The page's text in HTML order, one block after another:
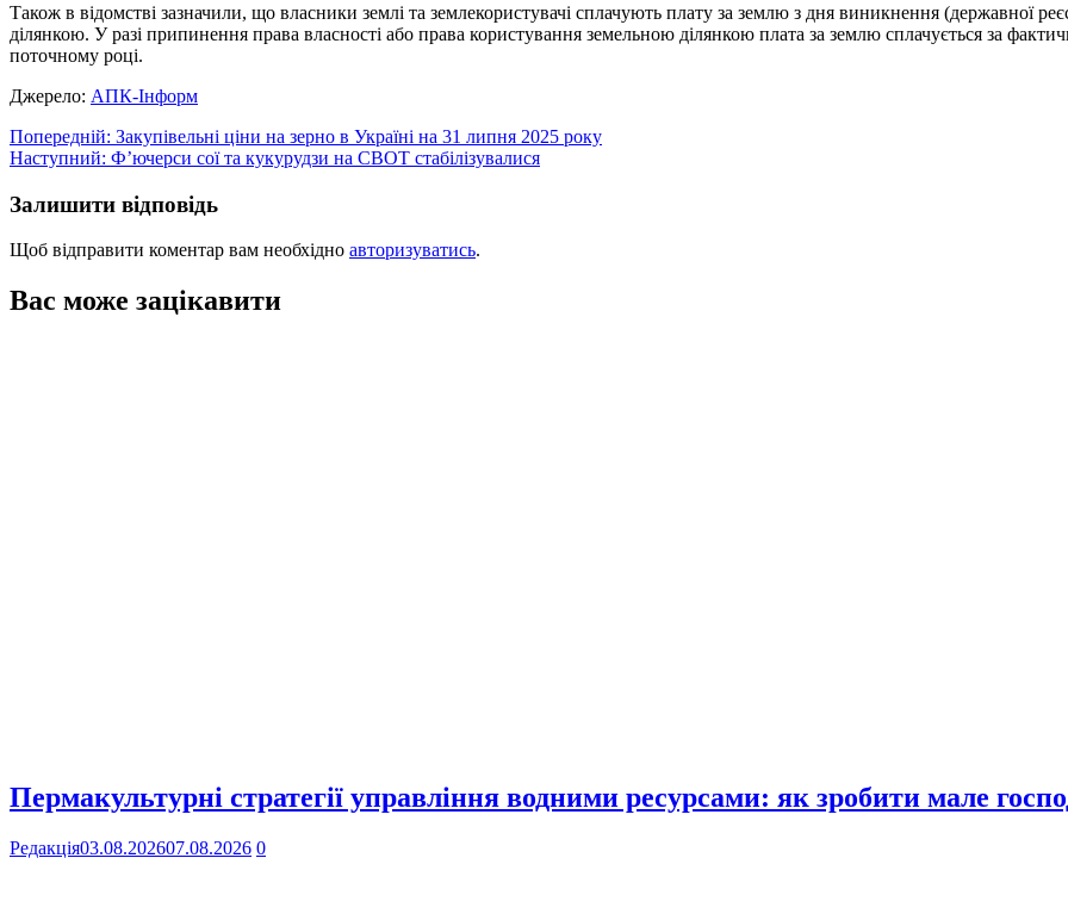
Також в відомстві зазначили, що власники землі та землекористувачі сплачують плату за землю з дня виникнення (державної
ділянкою. У разі припинення права власності або права користування земельною ділянкою плата за землю сплачується за
поточному році.
Джерело: АПК-Інформ
Навігація
записів
Попередній: Закупівельні ціни на зерно в Україні на 31 липня 2025 року
Наступний: Ф’ючерси сої та кукурудзи на СВОТ стабілізувалися
Залишити відповідь
Щоб відправити коментар вам необхідно авторизуватись.
Вас може зацікавити
Пермакультурні стратегії управління водними ресурсами: як зробити мале
Редакція03.08.202607.08.2026 0